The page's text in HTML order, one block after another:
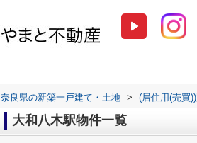
奈良県の新築一戸建て・土地 > (居住用(売買
大和八木駅物件一覧